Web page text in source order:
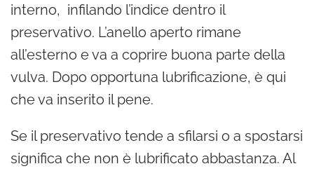
interno, infilando l’indice dentro il
preservativo. L’anello aperto rimane
all’esterno e va a coprire buona parte della
vulva. Dopo opportuna lubrificazione, è qui
che va inserito il pene.
Se il preservativo tende a sfilarsi o a spostarsi
significa che non è lubrificato abbastanza. Al